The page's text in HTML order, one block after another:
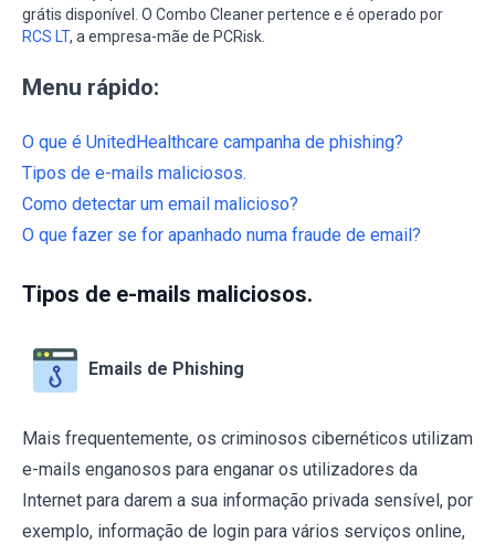
grátis disponível. O Combo Cleaner pertence e é operado por
RCS LT, a empresa-mãe de PCRisk.
Menu rápido:
O que é UnitedHealthcare campanha de phishing?
Tipos de e-mails maliciosos.
Como detectar um email malicioso?
O que fazer se for apanhado numa fraude de email?
Tipos de e-mails maliciosos.
Emails de Phishing
Mais frequentemente, os criminosos cibernéticos utilizam
e-mails enganosos para enganar os utilizadores da
Internet para darem a sua informação privada sensível, por
exemplo, informação de login para vários serviços online,